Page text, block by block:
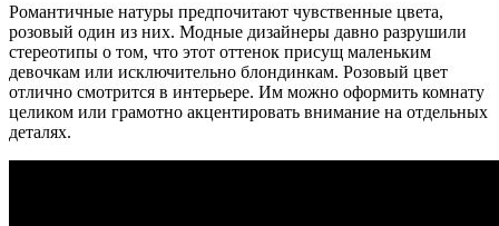
Романтичные натуры предпочитают чувственные цвета,
розовый один из них. Модные дизайнеры давно разрушили
стереотипы о том, что этот оттенок присущ маленьким
девочкам или исключительно блондинкам. Розовый цвет
отлично смотрится в интерьере. Им можно оформить комнату
целиком или грамотно акцентировать внимание на отдельных
деталях.